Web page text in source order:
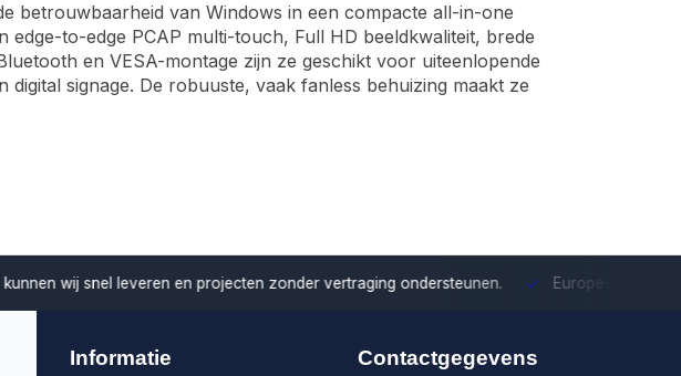
betrouwbaarheid van Windows in een compacte all-in-one
to-edge PCAP multi-touch, Full HD beeldkwaliteit, brede
en VESA-montage zijn ze geschikt voor uiteenlopende
signage. De robuuste, vaak fanless behuizing maakt ze
leveren en projecten zonder vertraging ondersteunen. Europese distributie
Informatie Contactgegevens